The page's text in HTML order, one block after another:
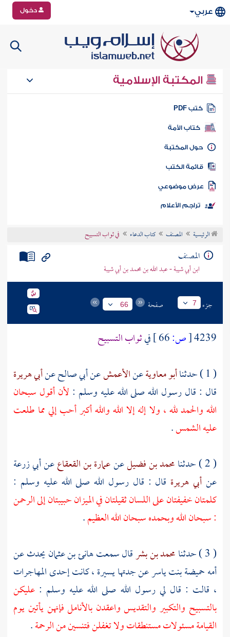
عربي دخول
المكتبة الإسلامية
كتب PDF
كتاب الأمة
المكتبة
الكتب
موضوعي
تراجم الأعلام
الرئيسية المصنف كتاب الدعاء في ثواب التسبيح
المصنف
ابن أبي شيبة - عبد الله بن محمد بن أبي شيبة
جزء 7 صفحة 66
4239
[ص: فيثواب التسبيح
( 1 ) حدثنا
أبو معاويةعنالأعمشعنأبي صالحعنأبي هريرة
قال : قال رسول الله صلى الله عليه وسلم : لأن أقول سبحان
الله والحمد لله ، ولا إله إلا الله والله أكبر أحب إلي مما طلعت
عليه الشمس.
( 2 ) حدثنا
محمد بن فضيلعنعمارة بن القعقاععنأبي زرعة
عنأبي هريرة قال : قال رسول الله صلى الله عليه وسلم :
كلمتان خفيفتان على اللسان ثقيلتان في الميزان حبيبتان إلى الرحمن
: سبحان الله وبحمده سبحان الله العظيم.
( 3 ) حدثنا
محمد بن بشرقال سمعتهانئ بن عثمانيحدث عن
أمهحميضة بنت ياسرعن جدتهايسيرة، كانت إحدى المهاجرات
، قالت : قال لي رسول الله صلى الله عليه وسلم : عليكن
بالتسبيح والتكبير والتقديس واعقدن بالأنامل فإنهن يأتين يوم
القيامة مسئولات مستنطقات ولا تغفلن فتنسين من الرحمة.